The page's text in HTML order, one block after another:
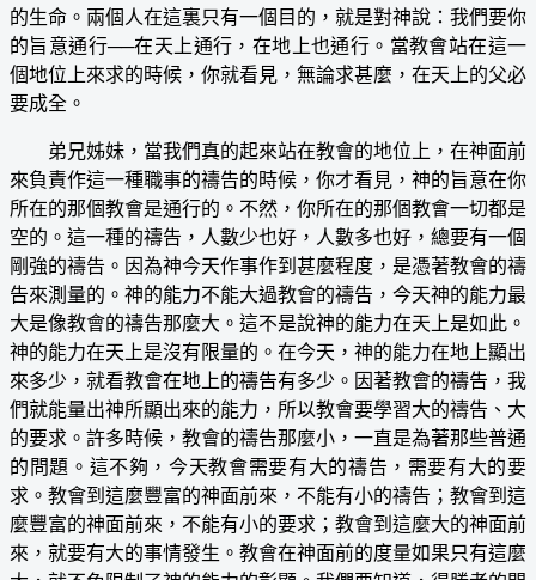
的生命。兩個人在這裏只有一個目的，就是對神說：我們要你
的旨意通行──在天上通行，在地上也通行。當教會站在這一
個地位上來求的時候，你就看見，無論求甚麼，在天上的父必
要成全。
弟兄姊妹，當我們真的起來站在教會的地位上，在神面前
來負責作這一種職事的禱告的時候，你才看見，神的旨意在你
所在的那個教會是通行的。不然，你所在的那個教會一切都是
空的。這一種的禱告，人數少也好，人數多也好，總要有一個
剛強的禱告。因為神今天作事作到甚麼程度，是憑著教會的禱
告來測量的。神的能力不能大過教會的禱告，今天神的能力最
大是像教會的禱告那麼大。這不是說神的能力在天上是如此。
神的能力在天上是沒有限量的。在今天，神的能力在地上顯出
來多少，就看教會在地上的禱告有多少。因著教會的禱告，我
們就能量出神所顯出來的能力，所以教會要學習大的禱告、大
的要求。許多時候，教會的禱告那麼小，一直是為著那些普通
的問題。這不夠，今天教會需要有大的禱告，需要有大的要
求。教會到這麼豐富的神面前來，不能有小的禱告；教會到這
麼豐富的神面前來，不能有小的要求；教會到這麼大的神面前
來，就要有大的事情發生。教會在神面前的度量如果只有這麼